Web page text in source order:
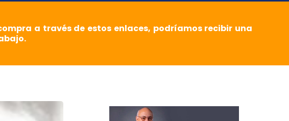
a través de estos enlaces, podríamos recibir una